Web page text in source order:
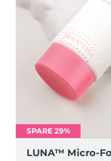
SPARE 29%
LUNA™ Micro-
SPARE 29%
LUNA™ Micro-